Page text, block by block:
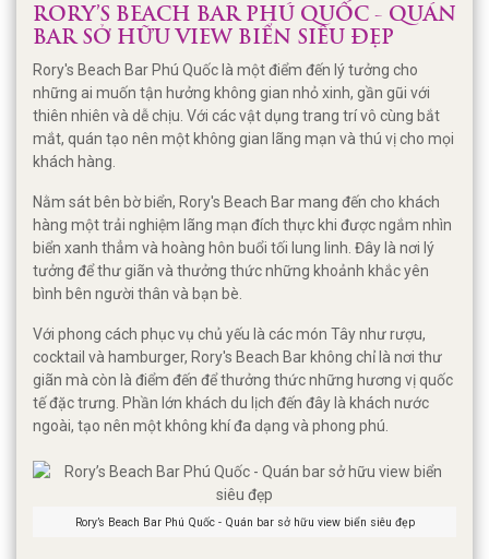
RORY’S BEACH BAR PHÚ QUỐC - QUÁN
BAR SỞ HỮU VIEW BIỂN SIÊU ĐẸP
Rory's Beach Bar Phú Quốc là một điểm đến lý tưởng cho
những ai muốn tận hưởng không gian nhỏ xinh, gần gũi với
thiên nhiên và dễ chịu. Với các vật dụng trang trí vô cùng bắt
mắt, quán tạo nên một không gian lãng mạn và thú vị cho mọi
khách hàng.
Nằm sát bên bờ biển, Rory's Beach Bar mang đến cho khách
hàng một trải nghiệm lãng mạn đích thực khi được ngắm nhìn
biển xanh thẳm và hoàng hôn buổi tối lung linh. Đây là nơi lý
tưởng để thư giãn và thưởng thức những khoảnh khắc yên
bình bên người thân và bạn bè.
Với phong cách phục vụ chủ yếu là các món Tây như rượu,
cocktail và hamburger, Rory's Beach Bar không chỉ là nơi thư
giãn mà còn là điểm đến để thưởng thức những hương vị quốc
tế đặc trưng. Phần lớn khách du lịch đến đây là khách nước
ngoài, tạo nên một không khí đa dạng và phong phú.
Rory’s Beach Bar Phú Quốc - Quán bar sở hữu view biển siêu đẹp